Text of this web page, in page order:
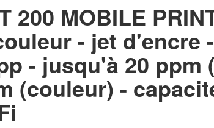
200 MOBILE
- jet d'encre
- jusqu'à 20 ppm
(couleur) -